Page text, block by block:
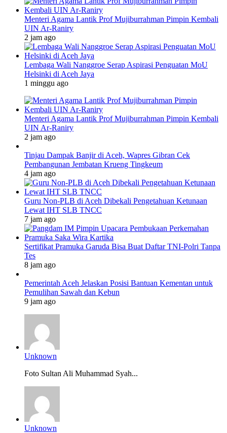
Menteri Agama Lantik Prof Mujiburrahman Pimpin Kembali
UIN Ar-Raniry
2 jam ago
Lembaga Wali Nanggroe Serap Aspirasi Penguatan MoU
Helsinki di Aceh Jaya
1 minggu ago
Menteri Agama Lantik Prof Mujiburrahman Pimpin Kembali
UIN Ar-Raniry
2 jam ago
Tinjau Dampak Banjir di Aceh, Wapres Gibran Cek
Pembangunan Jembatan Krueng Tingkeum
4 jam ago
Guru Non-PLB di Aceh Dibekali Pengetahuan Ketunaan
Lewat IHT SLB TNCC
7 jam ago
Sertifikat Pramuka Garuda Bisa Buat Daftar TNI-Polri Tanpa
Tes
8 jam ago
Pemerintah Aceh Jelaskan Posisi Bantuan Kementan untuk
Pemulihan Sawah dan Kebun
9 jam ago
Unknown
Foto Sultan Ali Muhammad Syah...
Unknown